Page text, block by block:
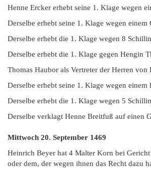
Henne Ercker erhebt seine 1. Klage wegen
Derselbe erhebt seine 1. Klage wegen
Derselbe erhebt die 1. Klage wegen 8
Derselbe erhebt die 1. Klage gegen Hengin
Thomas Haubor als Vertreter der Herren
Derselbe erhebt seine 1. Klage wegen
Derselbe erhebt die 1. Klage wegen 5
Derselbe verklagt Henne Breitfuß auf einen
Mittwoch 20. September 1469
Heinrich Beyer hat 4 Malter Korn bei
oder dem, der wegen ihnen das Recht dazu